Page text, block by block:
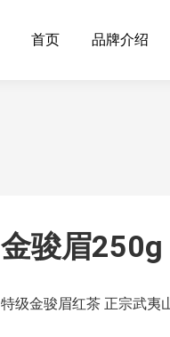
首页 品牌介绍
金骏眉250g
特级金骏眉红茶 正宗武夷